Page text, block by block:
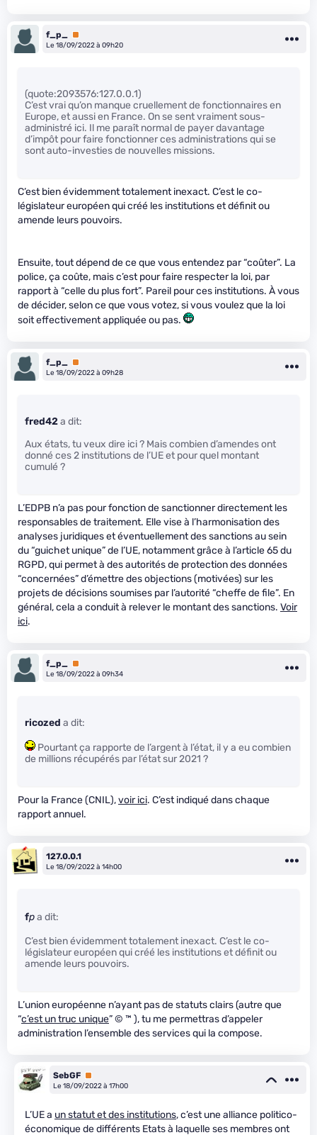
f_p_
Premium
Le 18/09/2022 à 09h20
(quote:2093576:127.0.0.1)
C’est vrai qu’on manque cruellement de fonctionnaires en
Europe, et aussi en France. On se sent vraiment sous-
administré ici. Il me paraît normal de payer davantage
d’impôt pour faire fonctionner ces administrations qui se
sont auto-investies de nouvelles missions.
C’est bien évidemment totalement inexact. C’est le co-
législateur européen qui créé les institutions et définit ou
amende leurs pouvoirs.
Ensuite, tout dépend de ce que vous entendez par “coûter”. La
police, ça coûte, mais c’est pour faire respecter la loi, par
rapport à “celle du plus fort”. Pareil pour ces institutions. À vous
de décider, selon ce que vous votez, si vous voulez que la loi
soit effectivement appliquée ou pas.
f_p_
Premium
Le 18/09/2022 à 09h28
fred42a dit:
Aux états, tu veux dire ici ? Mais combien d’amendes ont
donné ces 2 institutions de l’UE et pour quel montant
cumulé ?
L’EDPB n’a pas pour fonction de sanctionner directement les
responsables de traitement. Elle vise à l’harmonisation des
analyses juridiques et éventuellement des sanctions au sein
du “guichet unique” de l’UE, notamment grâce à l’article 65 du
RGPD, qui permet à des autorités de protection des données
“concernées” d’émettre des objections (motivées) sur les
projets de décisions soumises par l’autorité “cheffe de file”. En
général, cela a conduit à relever le montant des sanctions. Voir
ici.
f_p_
Premium
Le 18/09/2022 à 09h34
ricozed a dit:
Pourtant ça rapporte de l’argent à l’état, il y a eu combien
de millions récupérés par l’état sur 2021 ?
Pour la France (CNIL),voir ici. C’est indiqué dans chaque
rapport annuel.
127.0.0.1
Le 18/09/2022 à 14h00
fpa dit:
C’est bien évidemment totalement inexact. C’est le co-
législateur européen qui créé les institutions et définit ou
amende leurs pouvoirs.
L’union européenne n’ayant pas de statuts clairs (autre que
“c’est un truc unique” © ™ ), tu me permettras d’appeler
administration l’ensemble des services qui la compose.
SebGF Premium
Le 18/09/2022 à 17h00
L’UE a un statut et des institutions, c’est une alliance politico-
économique de différents Etats à laquelle ses membres ont